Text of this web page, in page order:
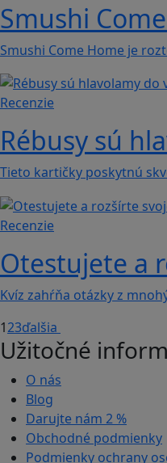
Smushi
Smushi Come Home je
Recenzie
Rébusy sú
Tieto kartičky poskytnú
Recenzie
Otestujete a
Kvíz zahŕňa otázky z
123ďalšia
Užitočné
O nás
Blog
Darujte nám 2 %
Obchodné podmienky
Podmienky ochrany